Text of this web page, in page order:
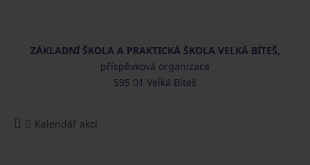
ZÁKLADNÍ ŠKOLA A PRAKTICKÁ ŠKOLA VELKÁ BÍTEŠ,
příspěvková organizace
595 01 Velká Bíteš
Kalendář akcí